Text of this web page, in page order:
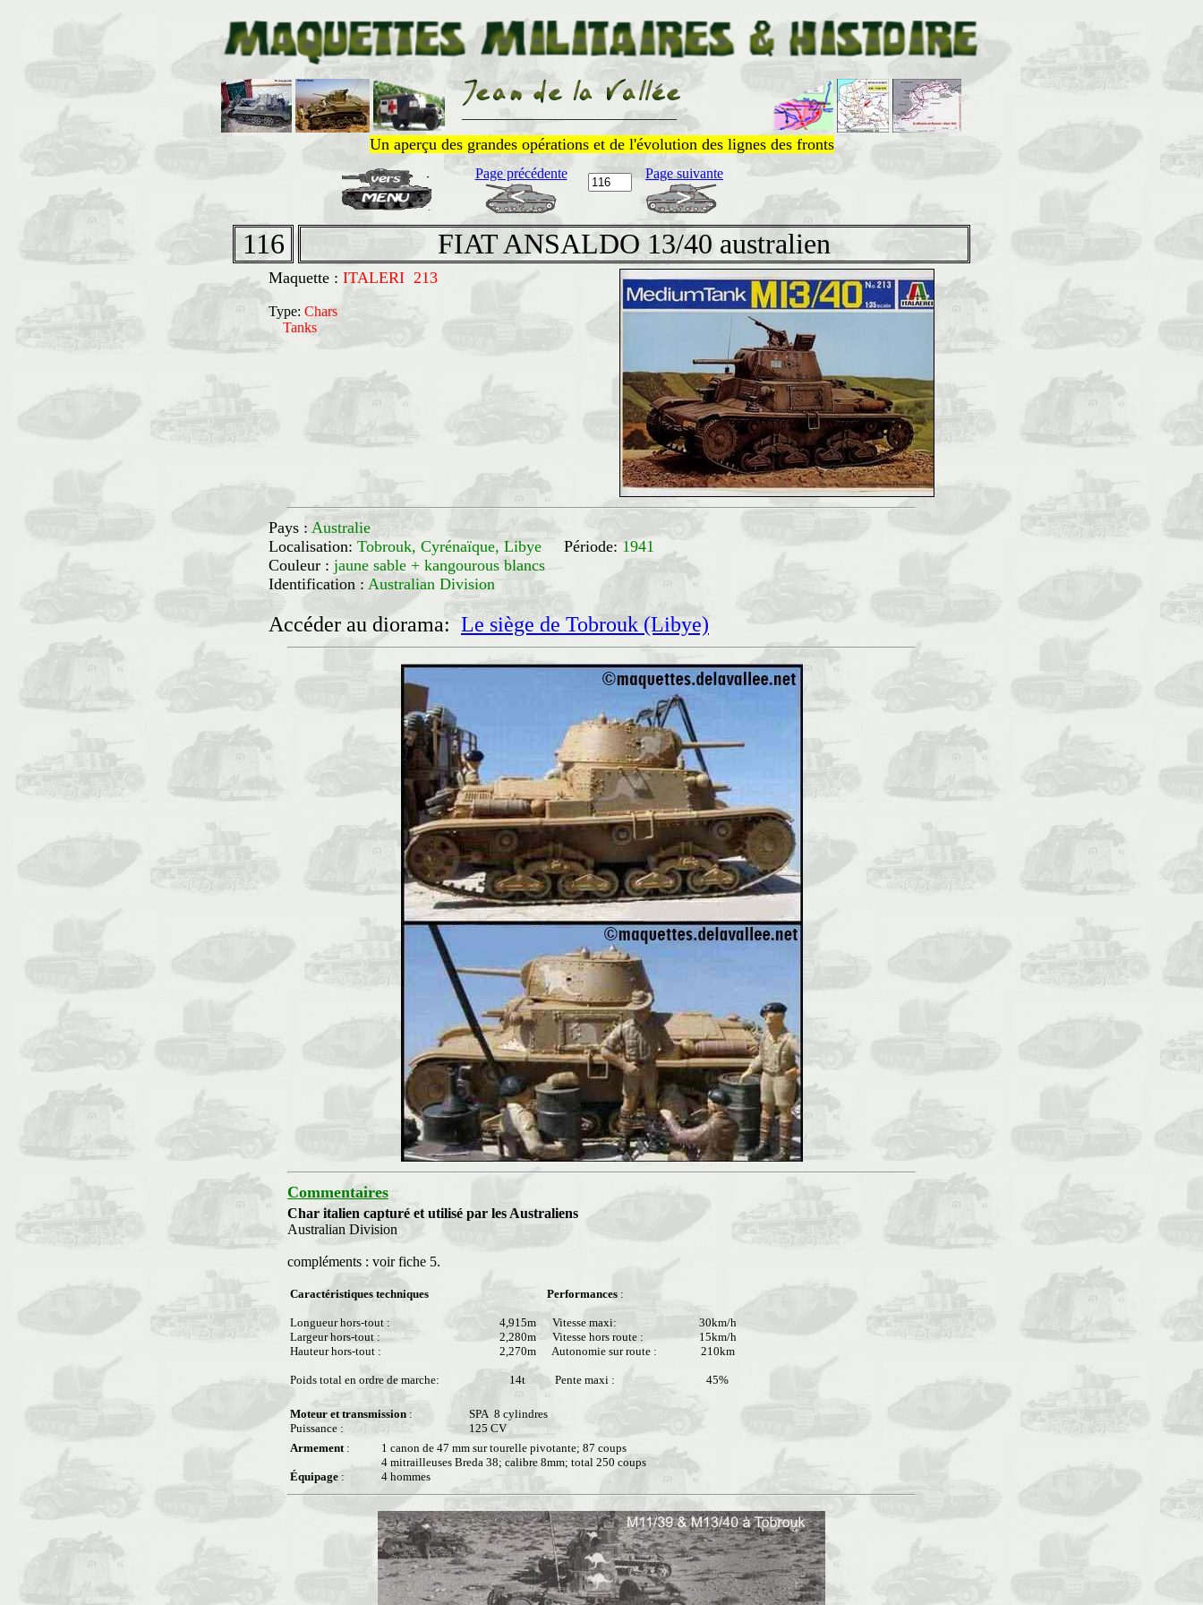
______________________________
Un aperçu des grandes opérations et de l'évolution des lignes des fronts
Page précédente Page suivante
116 FIAT ANSALDO 13/40 australien
Maquette : ITALERI 213
Type: Chars
Tanks
Pays : Australie
Localisation: Tobrouk, Cyrénaïque, Libye Période: 1941
Couleur : jaune sable + kangourous blancs
Identification : Australian Division
Accéder au diorama: Le siège de Tobrouk (Libye)
Commentaires
Char italien capturé et utilisé par les Australiens
Australian Division
compléments : voir fiche 5.
Caractéristiques techniques
Longueur hors-tout :
Largeur hors-tout :
Hauteur hors-tout :
Poids total en ordre de marche:
4,915m
2,280m
2,270m
14t
Performances :
Vitesse maxi:
Vitesse hors route :
Autonomie sur route :
Pente maxi :
30km/h
15km/h
210km
45%
Moteur et transmission :
Puissance :
SPA 8 cylindres
125 CV
Armement:
Équipage :
1 canon de 47 mm sur tourelle pivotante; 87 coups
4 mitrailleuses Breda 38; calibre 8mm; total 250 coups
4 hommes